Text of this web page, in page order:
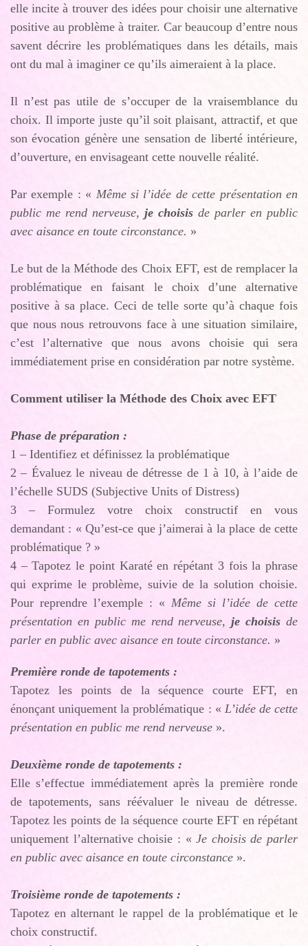
elle incite à trouver des idées pour choisir une alternative
positive au problème à traiter. Car beaucoup d’entre nous
savent décrire les problématiques dans les détails, mais
ont du mal à imaginer ce qu’ils aimeraient à la place.
Il n’est pas utile de s’occuper de la vraisemblance du
choix. Il importe juste qu’il soit plaisant, attractif, et que
son évocation génère une sensation de liberté intérieure,
d’ouverture, en envisageant cette nouvelle réalité.
Par exemple : « Même si l’idée de cette présentation en
public me rend nerveuse, je choisis de parler en public
avec aisance en toute circonstance. »
Le but de la Méthode des Choix EFT, est de remplacer la
problématique en faisant le choix d’une alternative
positive à sa place. Ceci de telle sorte qu’à chaque fois
que nous nous retrouvons face à une situation similaire,
c’est l’alternative que nous avons choisie qui sera
immédiatement prise en considération par notre système.
Comment utiliser la Méthode des Choix avec EFT
Phase de préparation :
1 – Identifiez et définissez la problématique
2 – Évaluez le niveau de détresse de 1 à 10, à l’aide de
l’échelle SUDS (Subjective Units of Distress)
3 – Formulez votre choix constructif en vous
demandant : « Qu’est-ce que j’aimerai à la place de cette
problématique ? »
4 – Tapotez le point Karaté en répétant 3 fois la phrase
qui exprime le problème, suivie de la solution choisie.
Pour reprendre l’exemple : « Même si l’idée de cette
présentation en public me rend nerveuse,je choisis de
parler en public avec aisance en toute circonstance. »
Première ronde de tapotements :
Tapotez les points de la séquence courte EFT, en
énonçant uniquement la problématique : « L’idée de cette
présentation en public me rend nerveuse ».
Deuxième ronde de tapotements :
Elle s’effectue immédiatement après la première ronde
de tapotements, sans réévaluer le niveau de détresse.
Tapotez les points de la séquence courte EFT en répétant
uniquement l’alternative choisie : «Je choisis de parler
en public avec aisance en toute circonstance ».
Troisième ronde de tapotements :
Tapotez en alternant le rappel de la problématique et le
choix constructif.